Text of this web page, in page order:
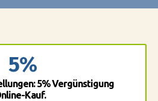
5%
5% Vergünstigung
Kauf.